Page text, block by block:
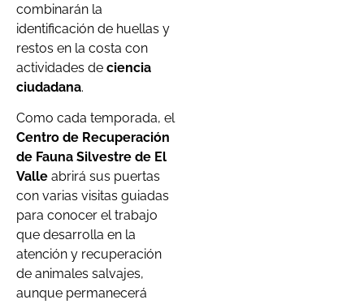
combinarán la
identificación de huellas y
restos en la costa con
actividades de ciencia
ciudadana.
Como cada temporada, el
Centro de Recuperación
de Fauna Silvestre de El
Valle abrirá sus puertas
con varias visitas guiadas
para conocer el trabajo
que desarrolla en la
atención y recuperación
de animales salvajes,
aunque permanecerá